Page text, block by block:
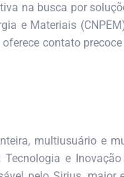
na busca por
e Materiais
contato
multiusuário e
e